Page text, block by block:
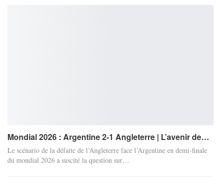
Mondial 2026 : Argentine 2-1 Angleterre | L’avenir de…
Le scénario de la défaite de l’Angleterre face l’Argentine en demi-finale
du mondial 2026 a suscité la question sur…